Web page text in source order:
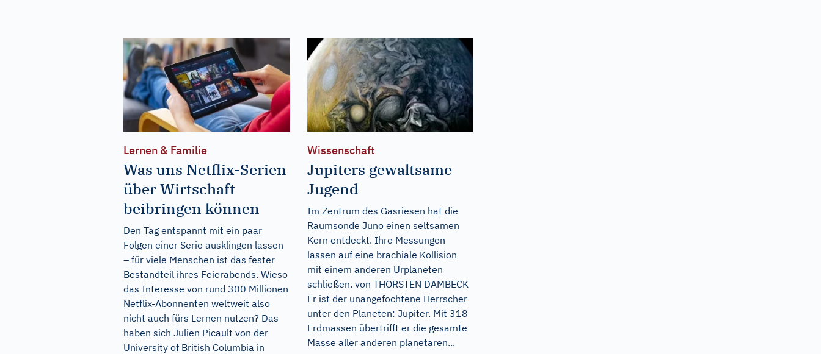
Lernen & Familie
Was uns Netflix-Serien
über Wirtschaft
beibringen können
Den Tag entspannt mit ein paar
Folgen einer Serie ausklingen lassen
– für viele Menschen ist das fester
Bestandteil ihres Feierabends. Wieso
das Interesse von rund 300 Millionen
Netflix-Abonnenten weltweit also
nicht auch fürs Lernen nutzen? Das
haben sich Julien Picault von der
University of British Columbia in
Wissenschaft
Jupiters gewaltsame
Jugend
Im Zentrum des Gasriesen hat die
Raumsonde Juno einen seltsamen
Kern entdeckt. Ihre Messungen
lassen auf eine brachiale Kollision
mit einem anderen Urplaneten
schließen. von THORSTEN DAMBECK
Er ist der unangefochtene Herrscher
unter den Planeten: Jupiter. Mit 318
Erdmassen übertrifft er die gesamte
Masse aller anderen planetaren...